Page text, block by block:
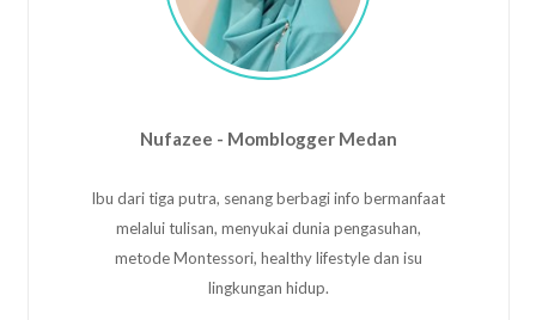
Nufazee - Momblogger Medan
Ibu dari tiga putra, senang berbagi info bermanfaat
melalui tulisan, menyukai dunia pengasuhan,
metode Montessori, healthy lifestyle dan isu
lingkungan hidup.